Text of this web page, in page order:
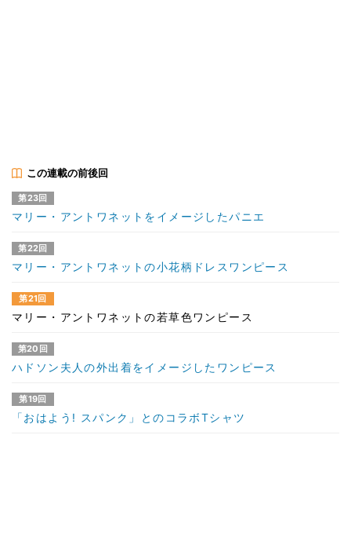
この連載の前後回
第23回
マリー・アントワネットをイメージしたパニエ
第22回
マリー・アントワネットの小花柄ドレスワンピース
第21回
マリー・アントワネットの若草色ワンピース
第20回
ハドソン夫人の外出着をイメージしたワンピース
第19回
「おはよう! スパンク」とのコラボTシャツ